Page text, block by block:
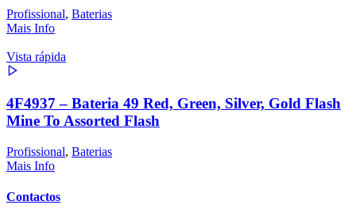
Profissional, Baterias
Mais Info
Vista rápida
4F4937 – Bateria 49 Red, Green, Silver, Gold Flash
Mine To Assorted Flash
Profissional, Baterias
Mais Info
Contactos